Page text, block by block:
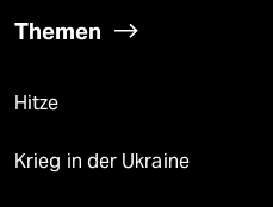
Themen
Hitze
Krieg in der Ukraine